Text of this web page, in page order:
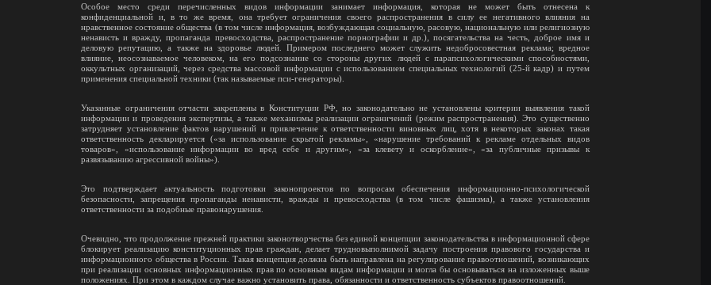
Особое место среди перечисленных видов информации занимает информация, которая не может быть отнесена к
конфиденциальной и, в то же время, она требует ограничения своего распространения в силу ее негативного влияния на
нравственное состояние общества (в том числе информация, возбуждающая социальную, расовую, национальную или религиозную
ненависть и вражду, пропаганда превосходства, распространение порнографии и др.), посягательства на честь, доброе имя и
деловую репутацию, а также на здоровье людей. Примером последнего может служить недобросовестная реклама; вредное
влияние, неосознаваемое человеком, на его подсознание со стороны других людей с парапсихологическими способностями,
оккультных организаций, через средства массовой информации с использованием специальных технологий (25-й кадр) и путем
применения специальной техники (так называемые пси-генераторы).
Указанные ограничения отчасти закреплены в Конституции РФ, но законодательно не установлены критерии выявления такой
информации и проведения экспертизы, а также механизмы реализации ограничений (режим распространения). Это существенно
затрудняет установление фактов нарушений и привлечение к ответственности виновных лиц, хотя в некоторых законах такая
ответственность декларируется («за использование скрытой рекламы», «нарушение требований к рекламе отдельных видов
товаров», «использование информации во вред себе и другим», «за клевету и оскорбление», «за публичные призывы к
развязыванию агрессивной войны»).
Это подтверждает актуальность подготовки законопроектов по вопросам обеспечения информационно-психологической
безопасности, запрещения пропаганды ненависти, вражды и превосходства (в том числе фашизма), а также установления
ответственности за подобные правонарушения.
Очевидно, что продолжение прежней практики законотворчества без единой концепции законодательства в информационной сфере
блокирует реализацию конституционных прав граждан, делает трудновыполнимой задачу построения правового государства и
информационного общества в России. Такая концепция должна быть направлена на регулирование правоотношений, возникающих
при реализации основных информационных прав по основным видам информации и могла бы основываться на изложенных выше
положениях. При этом в каждом случае важно установить права, обязанности и ответственность субъектов правоотношений.